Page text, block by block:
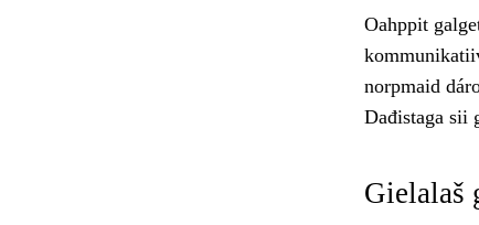
Oahppit
norpmaid
Dađistaga sii
Gielalaš